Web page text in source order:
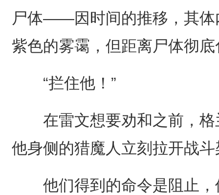
尸体——因时间的推移，其体
紫色的雾霭，但距离尸体彻
“拦住他！”
在雷文想要劝和之前，格
他身侧的猎魔人立刻拉开战
他们得到的命令是阻止，